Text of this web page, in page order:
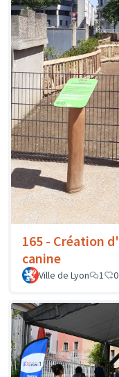
165 - Création
canine
Ville de Lyon 1 0